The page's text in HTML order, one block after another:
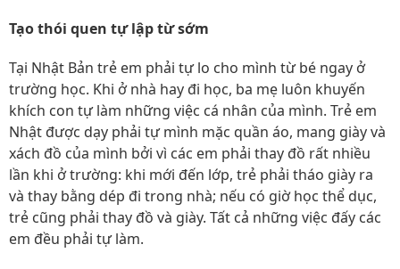
Tạo thói quen tự lập từ sớm
Tại Nhật Bản trẻ em phải tự lo cho mình từ bé ngay ở
trường học. Khi ở nhà hay đi học, ba mẹ luôn khuyến
khích con tự làm những việc cá nhân của mình. Trẻ em
Nhật được dạy phải tự mình mặc quần áo, mang giày và
xách đồ của mình bởi vì các em phải thay đồ rất nhiều
lần khi ở trường: khi mới đến lớp, trẻ phải tháo giày ra
và thay bằng dép đi trong nhà; nếu có giờ học thể dục,
trẻ cũng phải thay đồ và giày. Tất cả những việc đấy các
em đều phải tự làm.